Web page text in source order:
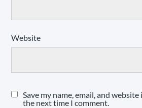
Website
Save my name, email, and
the next time I comment.